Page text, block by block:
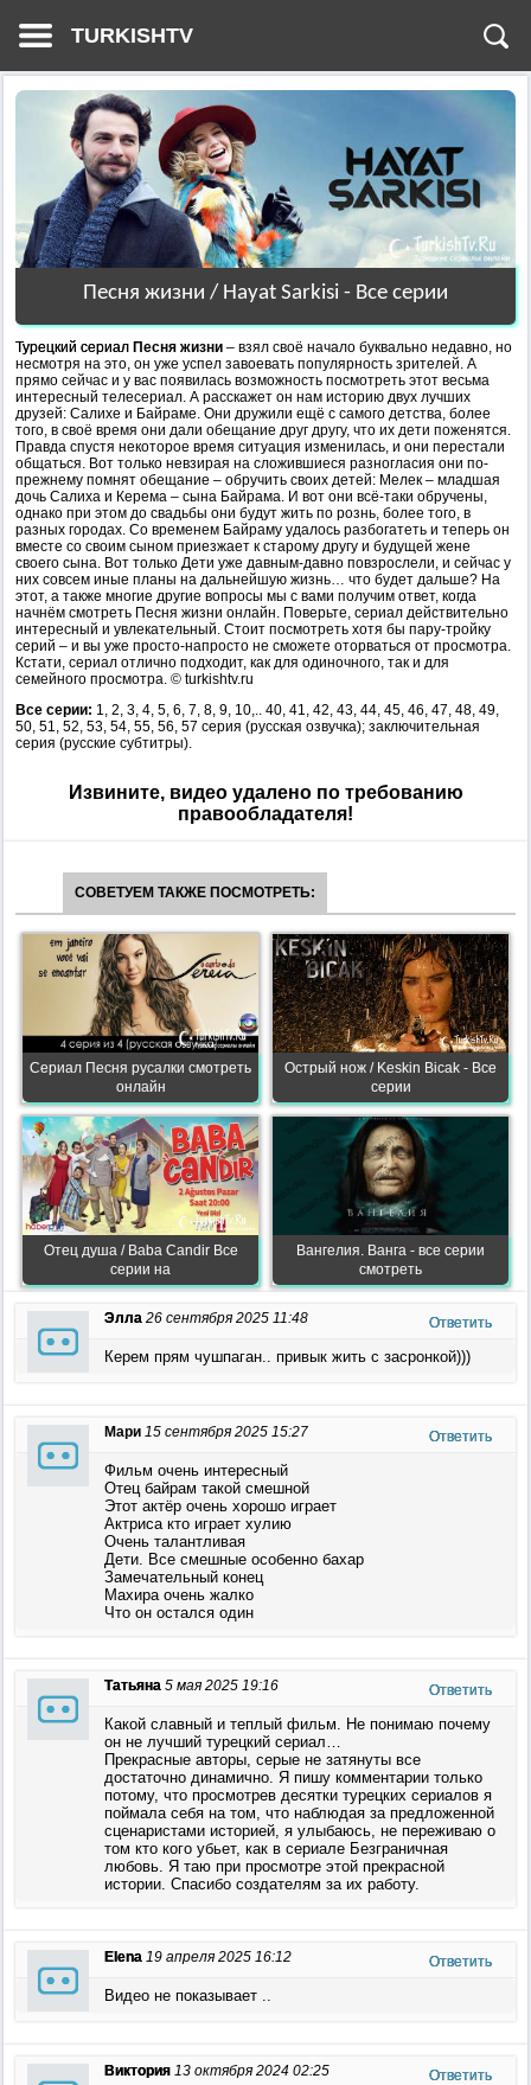
TURKISHTV
Песня жизни / Hayat Sarkisi - Все серии
Турецкий сериал Песня жизни – взял своё начало буквально недавно, но
несмотря на это, он уже успел завоевать популярность зрителей. А
прямо сейчас и у вас появилась возможность посмотреть этот весьма
интересный телесериал. А расскажет он нам историю двух лучших
друзей: Салихе и Байраме. Они дружили ещё с самого детства, более
того, в своё время они дали обещание друг другу, что их дети поженятся.
Правда спустя некоторое время ситуация изменилась, и они перестали
общаться. Вот только невзирая на сложившиеся разногласия они по-
прежнему помнят обещание – обручить своих детей: Мелек – младшая
дочь Салиха и Керема – сына Байрама. И вот они всё-таки обручены,
однако при этом до свадьбы они будут жить по рознь, более того, в
разных городах. Со временем Байраму удалось разбогатеть и теперь он
вместе со своим сыном приезжает к старому другу и будущей жене
своего сына. Вот только Дети уже давным-давно повзрослели, и сейчас у
них совсем иные планы на дальнейшую жизнь… что будет дальше? На
этот, а также многие другие вопросы мы с вами получим ответ, когда
начнём смотреть Песня жизни онлайн. Поверьте, сериал действительно
интересный и увлекательный. Стоит посмотреть хотя бы пару-тройку
серий – и вы уже просто-напросто не сможете оторваться от просмотра.
Кстати, сериал отлично подходит, как для одиночного, так и для
семейного просмотра. © turkishtv.ru
Все серии: 1, 2, 3, 4, 5, 6, 7, 8, 9, 10,.. 40, 41, 42, 43, 44, 45, 46, 47, 48, 49,
50, 51, 52, 53, 54, 55, 56, 57 серия (русская озвучка); заключительная
серия (русские субтитры).
Извините, видео удалено по требованию
правообладателя!
СОВЕТУЕМ ТАКЖЕ ПОСМОТРЕТЬ:
Сериал Песня русалки смотреть
онлайн
Острый нож / Keskin Bicak - Все
серии
Отец душа / Baba Candir Все
серии на
Вангелия. Ванга - все серии
смотреть
Элла 26 сентября 2025 11:48 Ответить
Керем прям чушпаган.. привык жить с засронкой)))
Мари 15 сентября 2025 15:27 Ответить
Фильм очень интересный
Отец байрам такой смешной
Этот актёр очень хорошо играет
Актриса кто играет хулию
Очень талантливая
Дети. Все смешные особенно бахар
Замечательный конец
Махира очень жалко
Что он остался один
Татьяна 5 мая 2025 19:16 Ответить
Какой славный и теплый фильм. Не понимаю почему
он не лучший турецкий сериал…
Прекрасные авторы, серые не затянуты все
достаточно динамично. Я пишу комментарии только
потому, что просмотрев десятки турецких сериалов я
поймала себя на том, что наблюдая за предложенной
сценаристами историей, я улыбаюсь, не переживаю о
том кто кого убьет, как в сериале Безграничная
любовь. Я таю при просмотре этой прекрасной
истории. Спасибо создателям за их работу.
Elena 19 апреля 2025 16:12 Ответить
Видео не показывает ..
Виктория 13 октября 2024 02:25 Ответить